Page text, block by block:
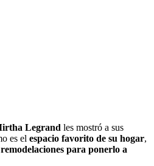
Legrand les mostró a sus
es el espacio favorito de su hogar,
remodelaciones para ponerlo a